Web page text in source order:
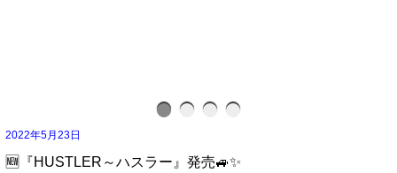
2022年5月23日
🆕『HUSTLER～ハスラー』発売🚙✨